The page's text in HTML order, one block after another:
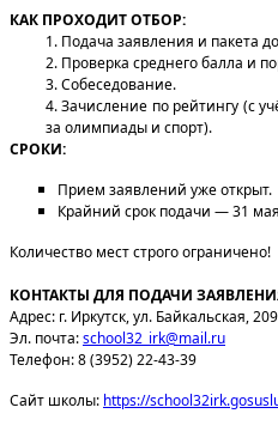
КАК ПРОХОДИТ ОТБОР:
1. Подача заявления и пакета
2. Проверка среднего балла и
3. Собеседование.
4. Зачисление по рейтингу (с
за олимпиады и спорт).
СРОКИ:
Прием заявлений уже открыт.
Крайний срок подачи — 31
Количество мест строго ограничено!
КОНТАКТЫ ДЛЯ ПОДАЧИ
Адрес: г. Иркутск, ул. Байкальская, 209
Эл. почта:school32_irk​@​mail.ru
Телефон: 8 (3952) 22-43-39
Сайт школы: https://